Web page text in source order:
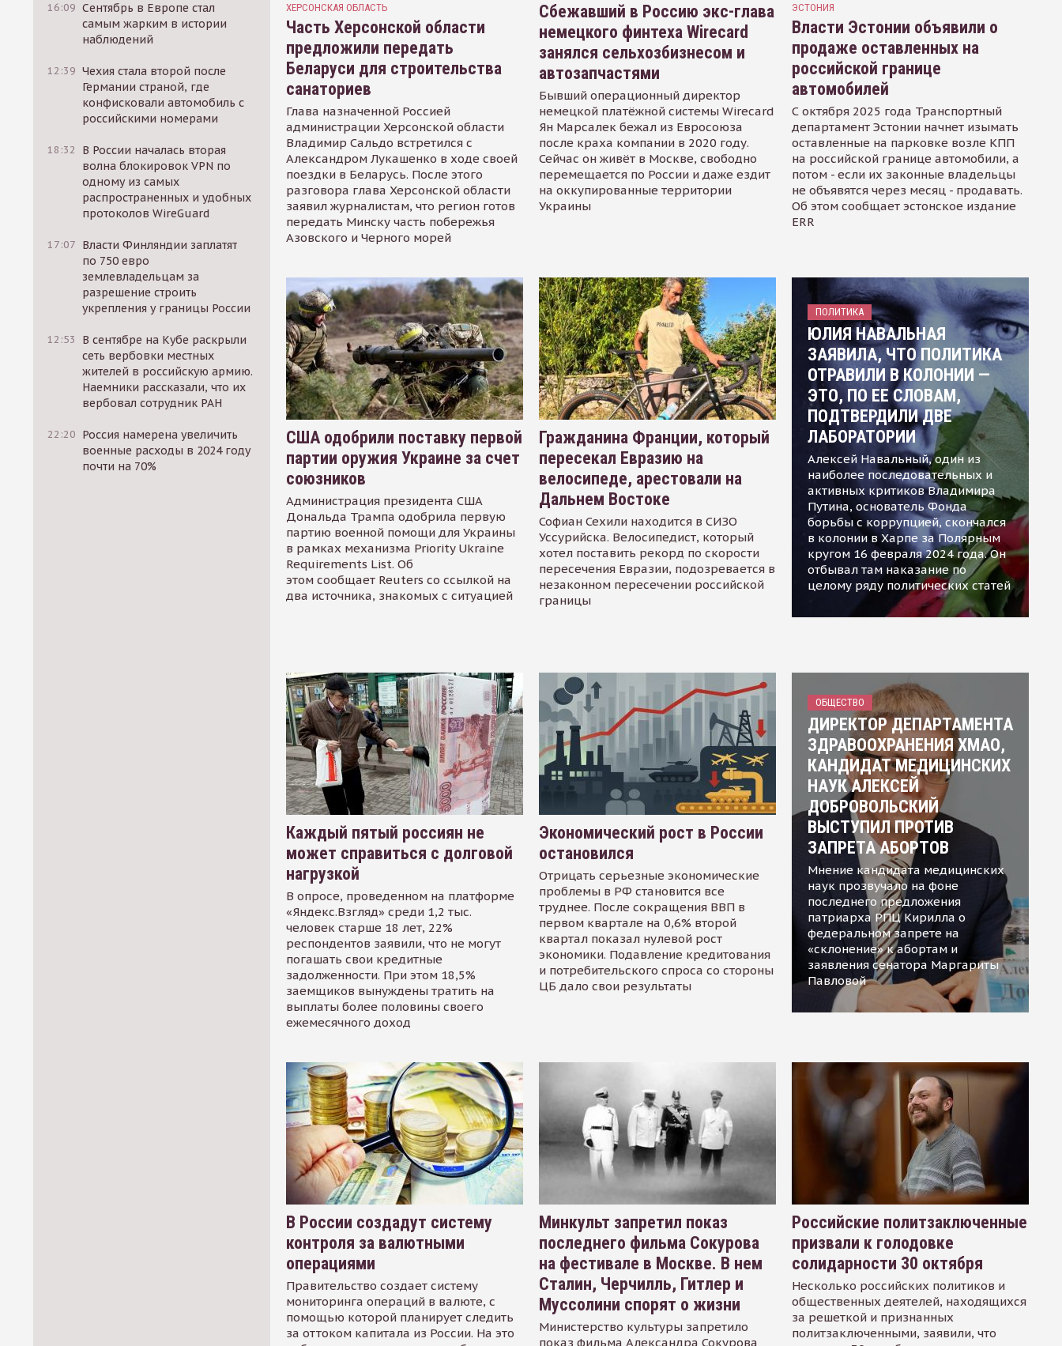
16:09 Сентябрь в Европе стал
самым жарким в истории
наблюдений
12:39 Чехия стала второй после
Германии страной, где
конфисковали автомобиль с
российскими номерами
18:32
В России началась вторая
волна блокировок VPN по
одному из самых
распространенных и удобных
протоколов WireGuard
17:07 Власти Финляндии заплатят
по 750 евро
землевладельцам за
разрешение строить
укрепления у границы России
12:53
В сентябре на Кубе раскрыли
сеть вербовки местных
жителей в российскую армию.
Наемники рассказали, что их
вербовал сотрудник РАН
22:20 Россия намерена увеличить
военные расходы в 2024 году
почти на 70%
ХЕРСОНСКАЯ ОБЛАСТЬ
Часть Херсонской области
предложили передать
Беларуси для строительства
санаториев
Глава назначенной Россией
администрации Херсонской области
Владимир Сальдо встретился с
Александром Лукашенко в ходе своей
поездки в Беларусь. После этого
разговора глава Херсонской области
заявил журналистам, что регион готов
передать Минску часть побережья
Азовского и Черного морей
Сбежавший в Россию экс-глава
немецкого финтеха Wirecard
занялся сельхозбизнесом и
автозапчастями
Бывший операционный директор
немецкой платёжной системы Wirecard
Ян Марсалек бежал из Евросоюза
после краха компании в 2020 году.
Сейчас он живёт в Москве, свободно
перемещается по России и даже ездит
на оккупированные территории
Украины
ЭСТОНИЯ
Власти Эстонии объявили о
продаже оставленных на
российской границе
автомобилей
С октября 2025 года Транспортный
департамент Эстонии начнет изымать
оставленные на парковке возле КПП
на российской границе автомобили, а
потом - если их законные владельцы
не объявятся через месяц - продавать.
Об этом сообщает эстонское издание
ERR
США одобрили поставку первой
партии оружия Украине за счет
союзников
Администрация президента США
Дональда Трампа одобрила первую
партию военной помощи для Украины
в рамках механизма Priority Ukraine
Requirements List. Об
этом сообщает Reuters со ссылкой на
два источника, знакомых с ситуацией
Гражданина Франции, который
пересекал Евразию на
велосипеде, арестовали на
Дальнем Востоке
Софиан Сехили находится в СИЗО
Уссурийска. Велосипедист, который
хотел поставить рекорд по скорости
пересечения Евразии, подозревается в
незаконном пересечении российской
границы
ПОЛИТИКА
ЮЛИЯ НАВАЛЬНАЯ
ЗАЯВИЛА, ЧТО ПОЛИТИКА
ОТРАВИЛИ В КОЛОНИИ —
ЭТО, ПО ЕЕ СЛОВАМ,
ПОДТВЕРДИЛИ ДВЕ
ЛАБОРАТОРИИ
Алексей Навальный, один из
наиболее последовательных и
активных критиков Владимира
Путина, основатель Фонда
борьбы с коррупцией, скончался
в колонии в Харпе за Полярным
кругом 16 февраля 2024 года. Он
отбывал там наказание по
целому ряду политических статей
Каждый пятый россиян не
может справиться с долговой
нагрузкой
В опросе, проведенном на платформе
«Яндекс.Взгляд» среди 1,2 тыс.
человек старше 18 лет, 22%
респондентов заявили, что не могут
погашать свои кредитные
задолженности. При этом 18,5%
заемщиков вынуждены тратить на
выплаты более половины своего
ежемесячного доход
Экономический рост в России
остановился
Отрицать серьезные экономические
проблемы в РФ становится все
труднее. После сокращения ВВП в
первом квартале на 0,6% второй
квартал показал нулевой рост
экономики. Подавление кредитования
и потребительского спроса со стороны
ЦБ дало свои результаты
ОБЩЕСТВО
ДИРЕКТОР ДЕПАРТАМЕНТА
ЗДРАВООХРАНЕНИЯ ХМАО,
КАНДИДАТ МЕДИЦИНСКИХ
НАУК АЛЕКСЕЙ
ДОБРОВОЛЬСКИЙ
ВЫСТУПИЛ ПРОТИВ
ЗАПРЕТА АБОРТОВ
Мнение кандидата медицинских
наук прозвучало на фоне
последнего предложения
патриарха РПЦ Кирилла о
федеральном запрете на
«склонение» к абортам и
заявления сенатора Маргариты
Павловой
В России создадут систему
контроля за валютными
операциями
Правительство создает систему
мониторинга операций в валюте, с
помощью которой планирует следить
за оттоком капитала из России. На это
Минкульт запретил показ
последнего фильма Сокурова
на фестивале в Москве. В нем
Сталин, Черчилль, Гитлер и
Муссолини спорят о жизни
Министерство культуры запретило
показ фильма Александра Сокурова
Российские политзаключенные
призвали к голодовке
солидарности 30 октября
Несколько российских политиков и
общественных деятелей, находящихся
за решеткой и признанных
политзаключенными, заявили, что